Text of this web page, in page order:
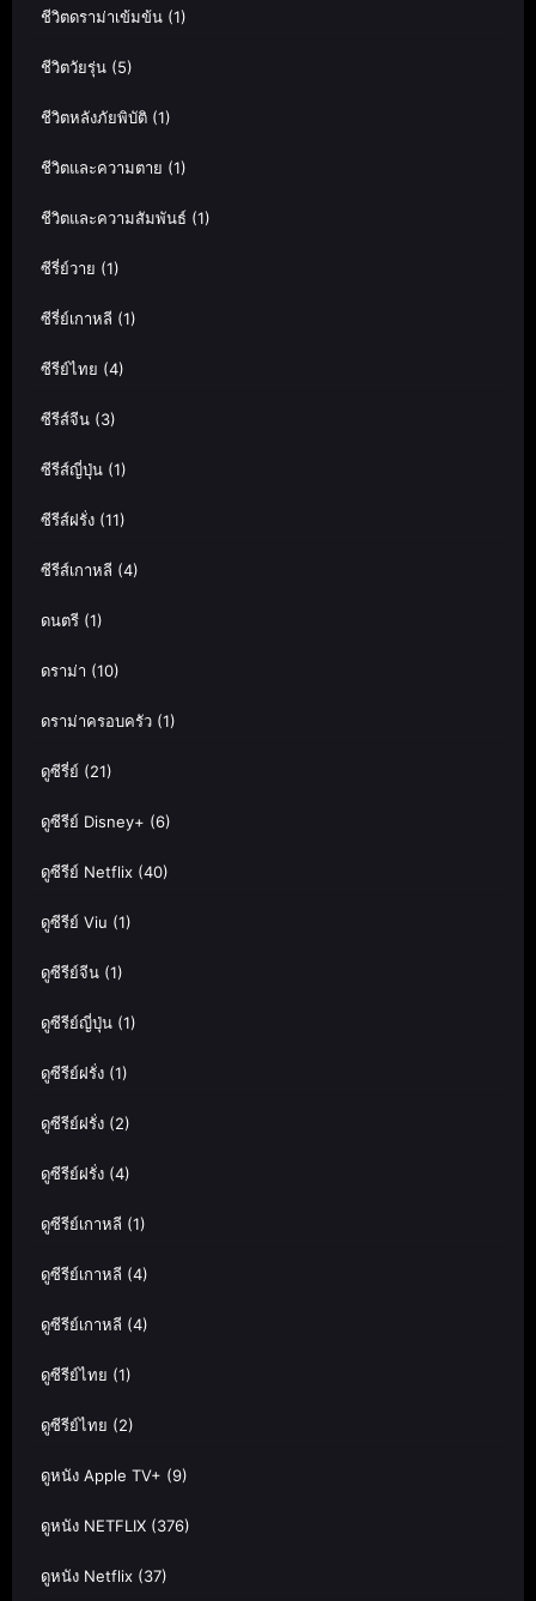
ชีวิตดราม่าเข้มข้น (1)
ชีวิตวัยรุ่น (5)
ชีวิตหลังภัยพิบัติ (1)
ชีวิตและความตาย (1)
ชีวิตและความสัมพันธ์ (1)
ซีรี่ย์วาย (1)
ซีรี่ย์เกาหลี (1)
ซีรีย์ไทย (4)
ซีรีส์จีน (3)
ซีรีส์ญี่ปุ่น (1)
ซีรีส์ฝรั่ง (11)
ซีรีส์เกาหลี (4)
ดนตรี (1)
ดราม่า (10)
ดราม่าครอบครัว (1)
ดูซีรี่ย์ (21)
ดูซีรีย์ Disney+ (6)
ดูซีรีย์ Netflix (40)
ดูซีรีย์ Viu (1)
ดูซีรีย์จีน (1)
ดูซีรีย์ญี่ปุ่น (1)
ดูซีรีย์ฝรั่ง (1)
ดูซีรีย์ฝรั่ง (2)
ดูซีรีย์ฝรั่ง (4)
ดูซีรีย์เกาหลี (1)
ดูซีรีย์เกาหลี (4)
ดูซีรีย์เกาหลี (4)
ดูซีรีย์ไทย (1)
ดูซีรีย์ไทย (2)
ดูหนัง Apple TV+ (9)
ดูหนัง NETFLIX (376)
ดูหนัง Netflix (37)